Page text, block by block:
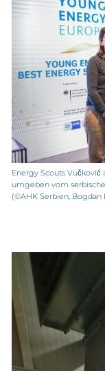
Energy Scouts
umgeben vom
(©AHK Serbien, Bogdan